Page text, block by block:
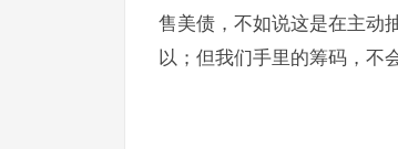
售美债，不如说这是在主动
以；但我们手里的筹码，不